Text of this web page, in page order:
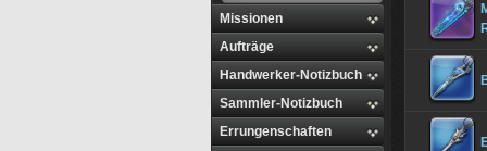
Missionen
Aufträge
Handwerker-Notizbuch
Sammler-Notizbuch
Errungenschaften